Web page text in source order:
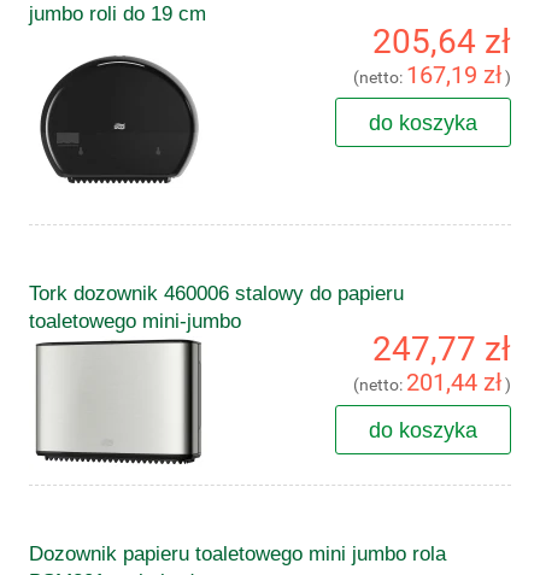
jumbo roli do 19 cm
205,64 zł
(netto: 167,19 zł)
do koszyka
Tork dozownik 460006 stalowy do papieru
toaletowego mini-jumbo
247,77 zł
(netto: 201,44 zł)
do koszyka
Dozownik papieru toaletowego mini jumbo rola